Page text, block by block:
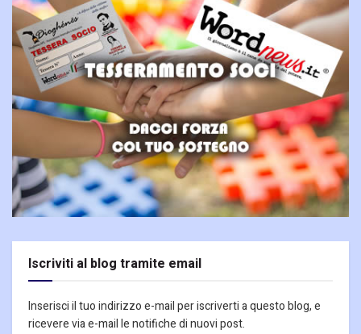
Iscriviti al blog tramite email
Inserisci il tuo indirizzo e-mail per iscriverti a questo blog, e
ricevere via e-mail le notifiche di nuovi post.